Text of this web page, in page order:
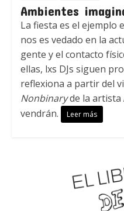
Ambientes
La fiesta es el ejemplo
nos es vedado en la
gente y el contacto
ellas, lxs DJs siguen
reflexiona a partir del
Nonbinaryde la artista
vendrán.
Leer más